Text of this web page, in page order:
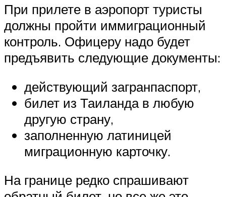
При прилете в аэропорт туристы
должны пройти иммиграционный
контроль. Офицеру надо будет
предъявить следующие документы:
действующий загранпаспорт,
билет из Таиланда в любую
другую страну,
заполненную латиницей
миграционную карточку.
На границе редко спрашивают